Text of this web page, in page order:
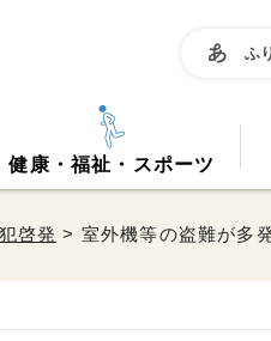
ふ
健康・福祉・スポーツ
啓発 > 室外機等の盗難が多